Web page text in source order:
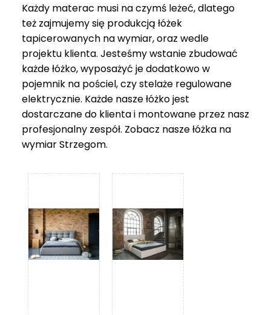
Każdy materac musi na czymś leżeć, dlatego
też zajmujemy się produkcją łóżek
tapicerowanych na wymiar, oraz wedle
projektu klienta. Jesteśmy wstanie zbudować
każde łóżko, wyposażyć je dodatkowo w
pojemnik na pościel, czy stelaże regulowane
elektrycznie. Każde nasze łóżko jest
dostarczane do klienta i montowane przez nasz
profesjonalny zespół. Zobacz naszełóżka na
wymiar Strzegom.